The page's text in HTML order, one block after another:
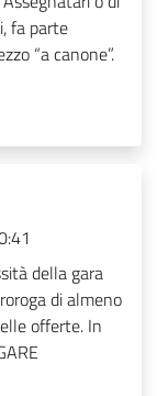
fa parte
“a canone”.
della gara
di almeno
offerte. In